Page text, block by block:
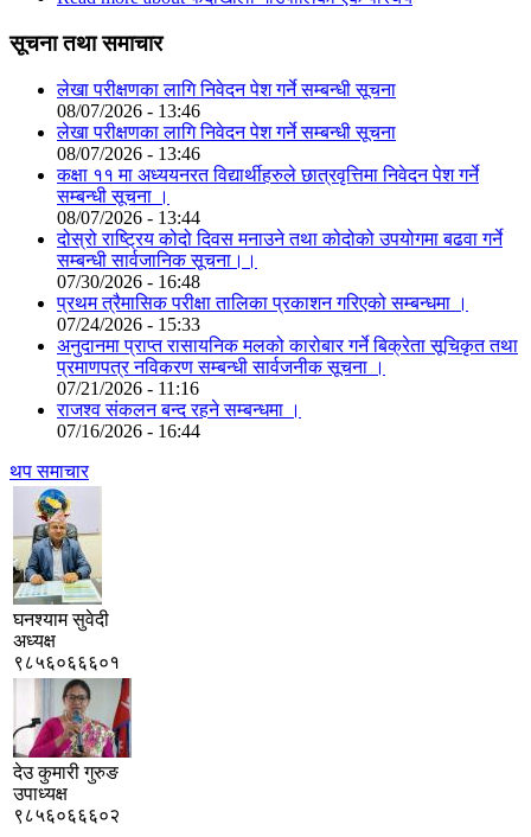
सूचना तथा समाचार
लेखा परीक्षणका लागि निवेदन पेश गर्ने सम्बन्धी सूचना
08/07/2026 - 13:46
लेखा परीक्षणका लागि निवेदन पेश गर्ने सम्बन्धी सूचना
08/07/2026 - 13:46
कक्षा ११ मा अध्ययनरत विद्यार्थीहरुले छात्रवृत्तिमा निवेदन पेश गर्ने
सम्बन्धी सूचना ।
08/07/2026 - 13:44
दोस्रो राष्ट्रिय कोदो दिवस मनाउने तथा कोदोको उपयोगमा बढवा गर्ने
सम्बन्धी सार्वजानिक सूचना।।
07/30/2026 - 16:48
प्रथम त्रैमासिक परीक्षा तालिका प्रकाशन गरिएको सम्बन्धमा ।
07/24/2026 - 15:33
अनुदानमा प्राप्त रासायनिक मलको कारोबार गर्ने बिक्रेता सूचिकृत तथा
प्रमाणपत्र नविकरण सम्बन्धी सार्वजनीक सूचना ।
07/21/2026 - 11:16
राजश्व संकलन बन्द रहने सम्बन्धमा ।
07/16/2026 - 16:44
थप समाचार
घनश्‍याम सुवेदी
अध्यक्ष
९८५६०६६६०१
देउ कुमारी गुरुङ
उपाध्यक्ष
९८५६०६६६०२